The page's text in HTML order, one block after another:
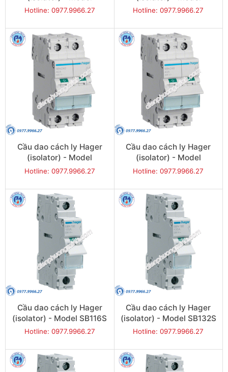
SBN240
Hotline: 0977.9966.27
SBN263
Hotline: 0977.9966.27
Cầu dao cách ly Hager
(isolator) - Model
SBN280
Hotline: 0977.9966.27
Cầu dao cách ly Hager
(isolator) - Model
SBN290
Hotline: 0977.9966.27
Cầu dao cách ly Hager
(isolator) - Model SB116S
Hotline: 0977.9966.27
Cầu dao cách ly Hager
(isolator) - Model SB132S
Hotline: 0977.9966.27